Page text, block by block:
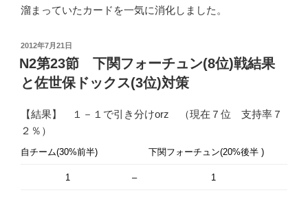
溜まっていたカードを一気に消化しました。
投
稿
日:
2012年7月21日
N2第23節 下関フォーチュン(8位)戦結果
と佐世保ドックス(3位)対策
【結果】 １－１で引き分けorz （現在７位 支持率７
２％）
自チーム(30%前半) 下関フォーチュン(20%後半 )
1 – 1